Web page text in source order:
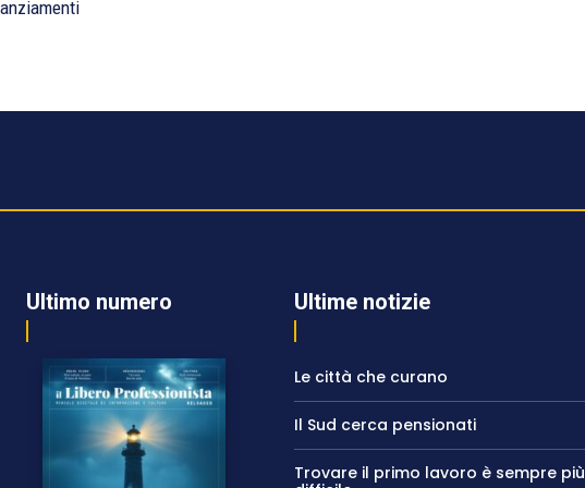
Ultimo numero Ultime notizie
Le città che curano
Il Sud cerca pensionati
Trovare il primo lavoro è sempre più